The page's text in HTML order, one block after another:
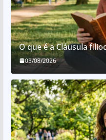
O que é a Cláusula
03/08/2026